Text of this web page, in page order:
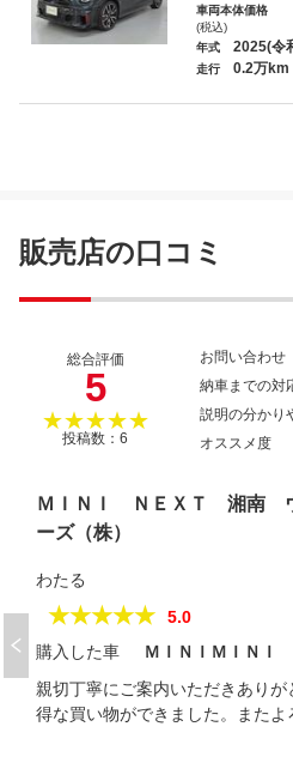
車両本体価格
(税込)
年式 2025(令
走行 0.2万km
販売店の口コミ
総合評価
5
★★★★★
投稿数：6
お問い合わせ
納車までの対
説明の分かり
オススメ度
ＭＩＮＩ ＮＥＸＴ 湘南 ウ
ーズ（株）
わたる
★★★★★
5.0
購入した車
ＭＩＮＩＭＩＮＩ
親切丁寧にご案内いただきあり
得な買い物ができました。またよ